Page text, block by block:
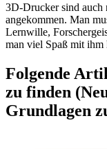
3D-Drucker sind auch
angekommen. Man
Lernwille,
man viel Spaß mit ihm
Folgende
zu finden
Grundlagen